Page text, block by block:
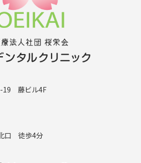
19 藤ビル4F
口 徒歩4分